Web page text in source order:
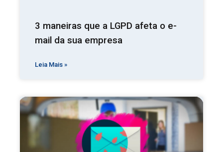
3 maneiras que a LGPD afeta o e-
mail da sua empresa
Leia Mais »